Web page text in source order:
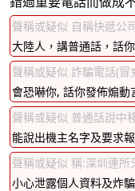
聲稱或疑似 自稱快遞公
大陸人，講普通話，話
聲稱或疑似 詐騙電話(冒
會恐嚇你, 話你發佈煽
聲稱或疑似 普通話說中
能說出機主名字及要求
聲稱或疑似 稱:深圳連所
小心泄露個人資料及炸騙